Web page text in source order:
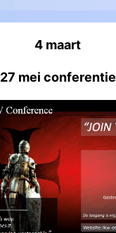
4 maart
27 mei conferentie